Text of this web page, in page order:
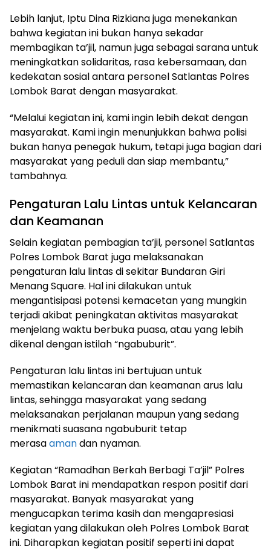
Lebih lanjut, Iptu Dina Rizkiana juga menekankan
bahwa kegiatan ini bukan hanya sekadar
membagikan ta’jil, namun juga sebagai sarana untuk
meningkatkan solidaritas, rasa kebersamaan, dan
kedekatan sosial antara personel Satlantas Polres
Lombok Barat dengan masyarakat.
“Melalui kegiatan ini, kami ingin lebih dekat dengan
masyarakat. Kami ingin menunjukkan bahwa polisi
bukan hanya penegak hukum, tetapi juga bagian dari
masyarakat yang peduli dan siap membantu,”
tambahnya.
Pengaturan Lalu Lintas untuk Kelancaran
dan Keamanan
Selain kegiatan pembagian ta’jil, personel Satlantas
Polres Lombok Barat juga melaksanakan
pengaturan lalu lintas di sekitar Bundaran Giri
Menang Square. Hal ini dilakukan untuk
mengantisipasi potensi kemacetan yang mungkin
terjadi akibat peningkatan aktivitas masyarakat
menjelang waktu berbuka puasa, atau yang lebih
dikenal dengan istilah “ngabuburit”.
Pengaturan lalu lintas ini bertujuan untuk
memastikan kelancaran dan keamanan arus lalu
lintas, sehingga masyarakat yang sedang
melaksanakan perjalanan maupun yang sedang
menikmati suasana ngabuburit tetap
merasaamandan nyaman.
Kegiatan “Ramadhan Berkah Berbagi Ta’jil” Polres
Lombok Barat ini mendapatkan respon positif dari
masyarakat. Banyak masyarakat yang
mengucapkan terima kasih dan mengapresiasi
kegiatan yang dilakukan oleh Polres Lombok Barat
ini. Diharapkan kegiatan positif seperti ini dapat